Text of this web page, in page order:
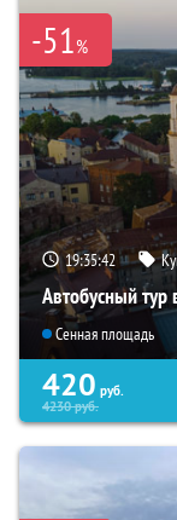
-51%
19:35:41
Автобусный тур
Сенная площадь
420 руб.
4230руб.